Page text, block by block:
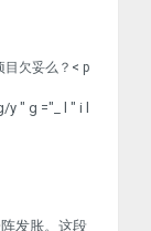
目欠妥么？< p
" g ="_ l " i l
发胀。这段